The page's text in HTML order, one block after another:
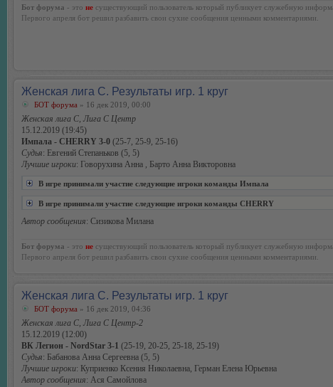
Бот форума - это не существующий пользователь который публикует служебную
Первого апреля бот решил разбавить свои сухие сообщения ценными комментариями.
Женская лига С. Результаты игр. 1 круг
БОТ форума » 16 дек 2019, 00:00
Женская лига С, Лига С Центр
15.12.2019 (19:45)
Импала - CHERRY 3-0 (25-7, 25-9, 25-16)
Судья: Евгений Степаньков (5, 5)
Лучшие игроки: Говорухина Анна , Барто Анна Викторовна
В игре принимали участие следующие игроки команды Импала
В игре принимали участие следующие игроки команды CHERRY
Автор сообщения: Сизикова Милана
Бот форума - это не существующий пользователь который публикует служебную
Первого апреля бот решил разбавить свои сухие сообщения ценными комментариями.
Женская лига С. Результаты игр. 1 круг
БОТ форума » 16 дек 2019, 04:36
Женская лига С, Лига С Центр-2
15.12.2019 (12:00)
ВК Легион - NordStar 3-1 (25-19, 20-25, 25-18, 25-19)
Судья: Бабанова Анна Сергеевна (5, 5)
Лучшие игроки: Куприенко Ксения Николаевна, Герман Елена Юрьевна
Автор сообщения: Ася Самойлова